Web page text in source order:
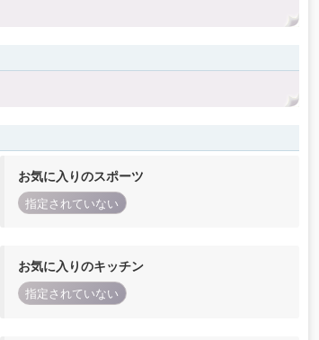
お気に入りのスポーツ
指定されていない
お気に入りのキッチン
指定されていない